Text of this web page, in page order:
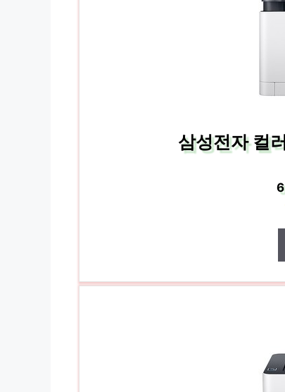
삼성전자 컬